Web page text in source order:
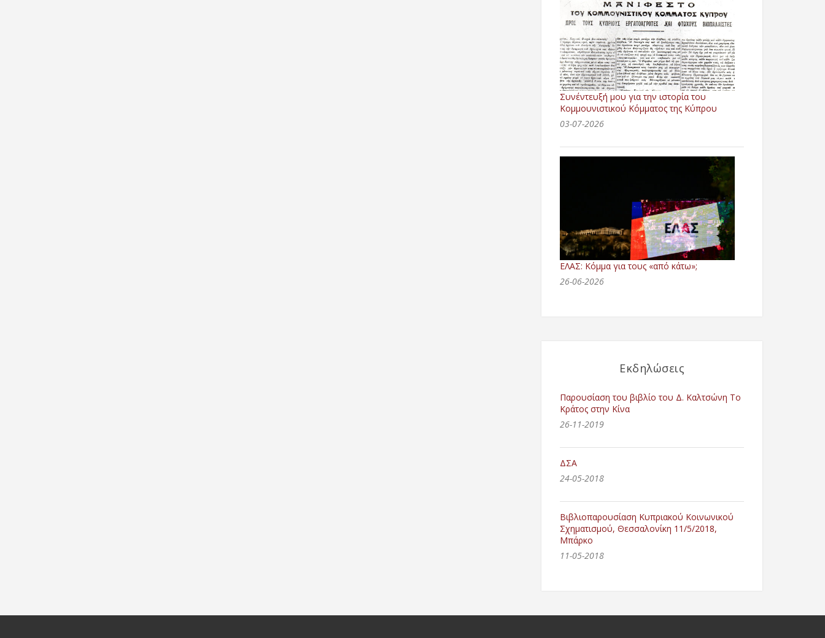
Συνέντευξή μου για την ιστορία του
Κομμουνιστικού Κόμματος της Κύπρου
03-07-2026
ΕΛΑΣ: Κόμμα για τους «από κάτω»;
26-06-2026
Εκδηλώσεις
Παρουσίαση του βιβλίο του Δ. Καλτσώνη Το
Κράτος στην Κίνα
26-11-2019
ΔΣΑ
24-05-2018
Βιβλιοπαρουσίαση Κυπριακού Κοινωνικού
Σχηματισμού, Θεσσαλονίκη 11/5/2018,
Μπάρκο
11-05-2018